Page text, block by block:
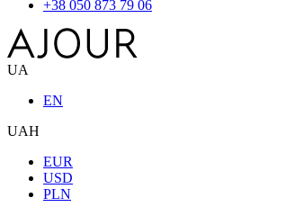
+38 050 873 79 06
UA
EN
UAH
EUR
USD
PLN